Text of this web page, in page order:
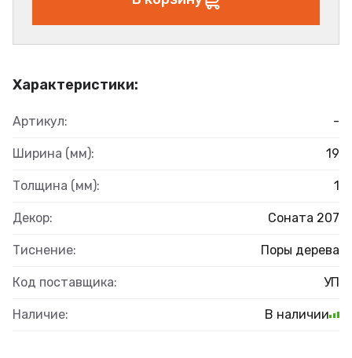
Характеристики:
Артикул: -
Ширина (мм): 19
Толщина (мм): 1
Декор: Соната 207
Тиснение: Поры дерева
Код поставщика: УП
Наличие: В наличии